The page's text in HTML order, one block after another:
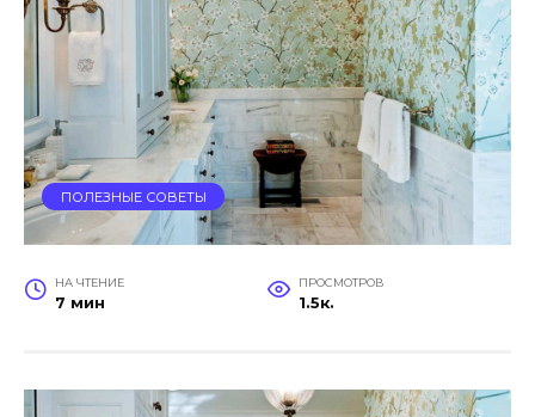
ПОЛЕЗНЫЕ СОВЕТЫ
НА ЧТЕНИЕ
7 мин
ПРОСМОТРОВ
1.5к.